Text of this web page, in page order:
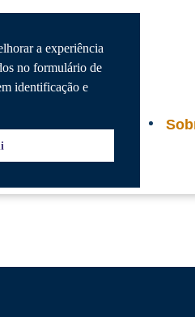
a experiência
no formulário de
identificação e